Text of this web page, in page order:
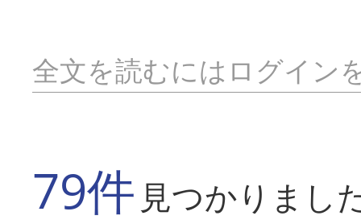
全文を読むにはログイン
79件 見つかりまし